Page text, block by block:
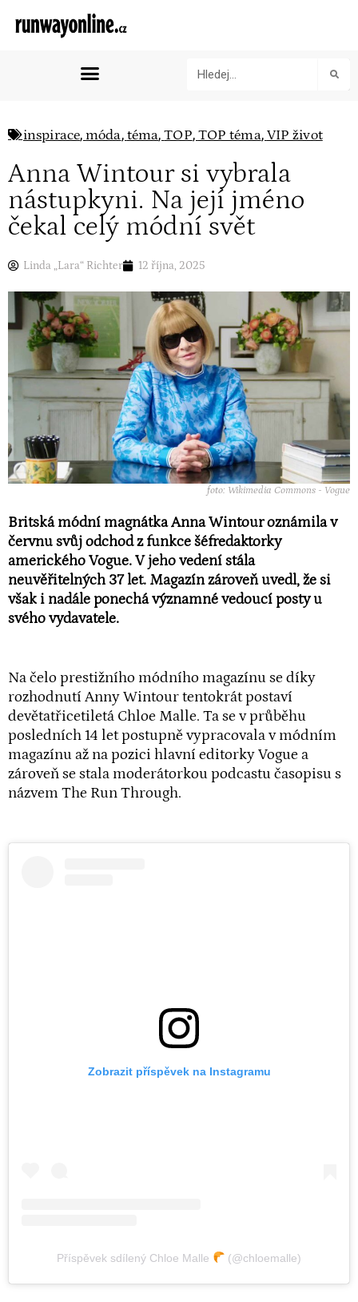
inspirace, móda, téma,TOP, TOP téma, VIP život
Anna Wintour si vybrala
nástupkyni. Na její jméno
čekal celý módní svět
Linda „Lara“ Richter 12 října, 2025
foto: Wikimedia Commons - Vogue
Britská módní magnátka Anna Wintour oznámila v
červnu svůj odchod z funkce šéfredaktorky
amerického Vogue. V jeho vedení stála
neuvěřitelných 37 let. Magazín zároveň uvedl, že si
však i nadále ponechá významné vedoucí posty u
svého vydavatele.
Na čelo prestižního módního magazínu se díky
rozhodnutí Anny Wintour tentokrát postaví
devětatřicetiletá Chloe Malle. Ta se v průběhu
posledních 14 let postupně vypracovala v módním
magazínu až na pozici hlavní editorky Vogue a
zároveň se stala moderátorkou podcastu časopisu s
názvem The Run Through.
Zobrazit příspěvek na Instagramu
Příspěvek sdílený Chloe Malle (@chloemalle)